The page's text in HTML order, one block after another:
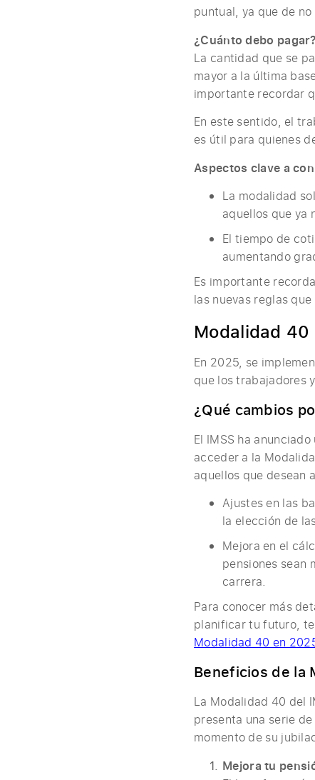
puntual, ya que de
¿Cuánto debo pagar?
La cantidad que se
mayor a la última
importante recordar
En este sentido, el
es útil para quienes
Aspectos clave a
La modalidad
aquellos que ya
El tiempo de
aumentando
Es importante
las nuevas reglas
Modalidad 40
En 2025, se
que los trabajadores
¿Qué cambios
El IMSS ha
acceder a la
aquellos que desean
Ajustes en las
la elección de
Mejora en el
pensiones sean
carrera.
Para conocer más
planificar tu futuro,
Modalidad 40 en
Beneficios de la
La Modalidad 40 del
presenta una serie
momento de su
Mejora tu